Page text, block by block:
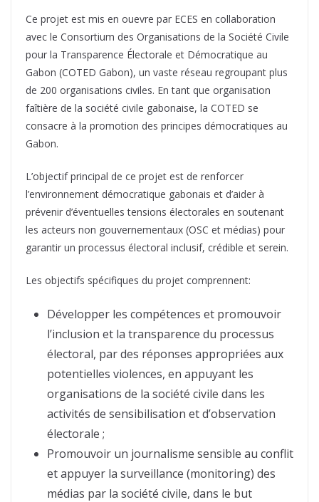
Ce projet est mis en ouevre par ECES en collaboration
avec le Consortium des Organisations de la Société Civile
pour la Transparence Électorale et Démocratique au
Gabon (COTED Gabon), un vaste réseau regroupant plus
de 200 organisations civiles. En tant que organisation
faîtière de la société civile gabonaise, la COTED se
consacre à la promotion des principes démocratiques au
Gabon.
L’objectif principal de ce projet est de renforcer
l’environnement démocratique gabonais et d’aider à
prévenir d’éventuelles tensions électorales en soutenant
les acteurs non gouvernementaux (OSC et médias) pour
garantir un processus électoral inclusif, crédible et serein.
Les objectifs spécifiques du projet comprennent:
Développer les compétences et promouvoir
l’inclusion et la transparence du processus
électoral, par des réponses appropriées aux
potentielles violences, en appuyant les
organisations de la société civile dans les
activités de sensibilisation et d’observation
électorale ;
Promouvoir un journalisme sensible au conflit
et appuyer la surveillance (monitoring) des
médias par la société civile, dans le but